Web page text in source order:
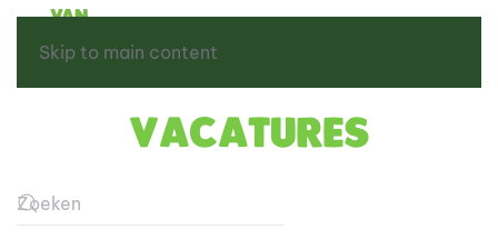
Skip to main content
Vacatures